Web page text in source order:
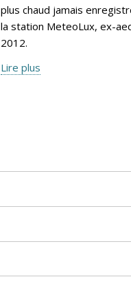
plus chaud jamais
la station MeteoLux, ex-
2012.
Lire plus